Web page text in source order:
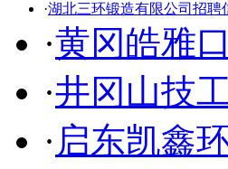
·湖北三环锻造有限公司招聘
·黄冈皓雅
·井冈山技
· 启东凯鑫